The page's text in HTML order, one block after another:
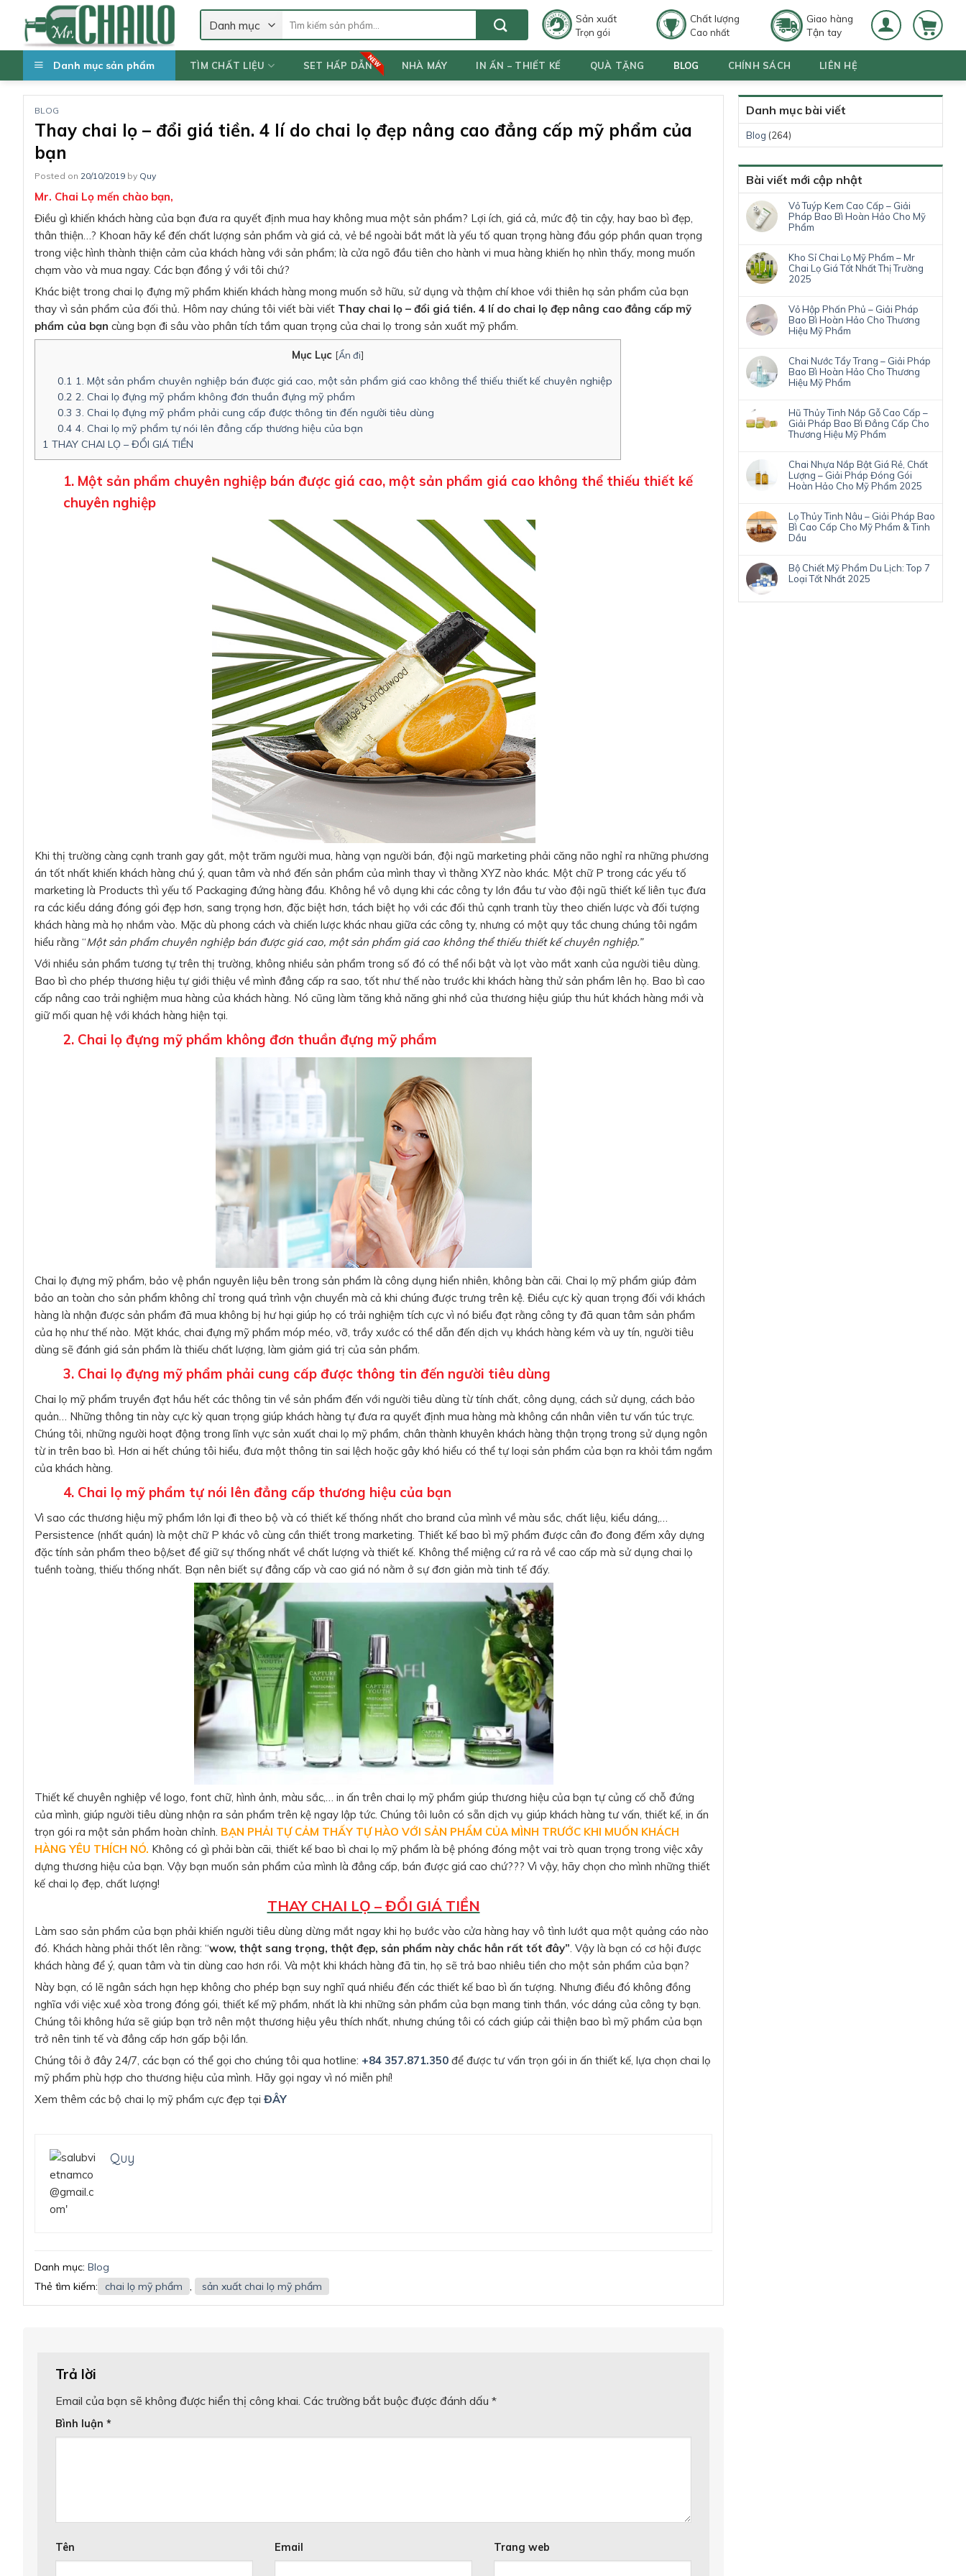
content
Tìm
Sản xuất
Trọn gói
Chất lượng
Cao nhất
Giao hàng
Tận tay
Danh mục sản phẩm TÌM CHẤT LIỆU SET HẤP DẪN NHÀ MÁY IN ẤN – THIẾT KẾ QUÀ TẶNG BLOG CHÍNH SÁCH LIÊN HỆ
BLOG
Thay chai lọ – đổi giá tiền. 4 lí do chai lọ đẹp nâng cao đẳng cấp mỹ phẩm của
bạn
Posted on 20/10/2019 by Quy
Mr. Chai Lọ mến chào bạn,
Điều gì khiến khách hàng của bạn đưa ra quyết định mua hay không mua một sản phẩm? Lợi ích, giá cả, mức độ tin cậy, hay bao bì đẹp,
thân thiện…? Khoan hãy kể đến chất lượng sản phẩm và giá cả, vẻ bề ngoài bắt mắt là yếu tố quan trọng hàng đầu góp phần quan trọng
trong việc hình thành thiện cảm của khách hàng với sản phẩm; là cửa ngõ đầu tiên cho hành vi mua hàng khiến họ nhìn thấy, mong muốn
chạm vào và mua ngay. Các bạn đồng ý với tôi chứ?
Khác biệt trong chai lọ đựng mỹ phẩm khiến khách hàng mong muốn sở hữu, sử dụng và thậm chí khoe với thiên hạ sản phẩm của bạn
thay vì sản phẩm của đối thủ. Hôm nay chúng tôi viết bài viết Thay chai lọ – đổi giá tiền. 4 lí do chai lọ đẹp nâng cao đẳng cấp mỹ
phẩm của bạn cùng bạn đi sâu vào phân tích tầm quan trọng của chai lọ trong sản xuất mỹ phẩm.
Mục Lục [Ẩn đi]
0.1 1. Một sản phẩm chuyên nghiệp bán được giá cao, một sản phẩm giá cao không thể thiếu thiết kế chuyên nghiệp
0.2 2. Chai lọ đựng mỹ phẩm không đơn thuần đựng mỹ phẩm
0.3 3. Chai lọ đựng mỹ phẩm phải cung cấp được thông tin đến người tiêu dùng
0.4 4. Chai lọ mỹ phẩm tự nói lên đẳng cấp thương hiệu của bạn
1 THAY CHAI LỌ – ĐỔI GIÁ TIỀN
1. Một sản phẩm chuyên nghiệp bán được giá cao, một sản phẩm giá cao không thể thiếu thiết kế
chuyên nghiệp
Khi thị trường càng cạnh tranh gay gắt, một trăm người mua, hàng vạn người bán, đội ngũ marketing phải căng não nghỉ ra những phương
án tốt nhất khiến khách hàng chú ý, quan tâm và nhớ đến sản phẩm của mình thay vì thằng XYZ nào khác. Một chữ P trong các yếu tố
marketing là Products thì yếu tố Packaging đứng hàng đầu. Không hề vô dụng khi các công ty lớn đầu tư vào đội ngũ thiết kế liên tục đưa
ra các kiểu dáng đóng gói đẹp hơn, sang trọng hơn, đặc biệt hơn, tách biệt họ với các đối thủ cạnh tranh tùy theo chiến lược và đối tượng
khách hàng mà họ nhắm vào. Mặc dù phong cách và chiến lược khác nhau giữa các công ty, nhưng có một quy tắc chung chúng tôi ngầm
hiểu rằng “Một sản phẩm chuyên nghiệp bán được giá cao, một sản phẩm giá cao không thể thiếu thiết kế chuyên nghiệp.”
Với nhiều sản phẩm tương tự trên thị trường, không nhiều sản phẩm trong số đó có thể nổi bật và lọt vào mắt xanh của người tiêu dùng.
Bao bì cho phép thương hiệu tự giới thiệu về mình đẳng cấp ra sao, tốt như thế nào trước khi khách hàng thử sản phẩm lên họ. Bao bì cao
cấp nâng cao trải nghiệm mua hàng của khách hàng. Nó cũng làm tăng khả năng ghi nhớ của thương hiệu giúp thu hút khách hàng mới và
giữ mối quan hệ với khách hàng hiện tại.
2. Chai lọ đựng mỹ phẩm không đơn thuần đựng mỹ phẩm
Chai lọ đựng mỹ phẩm, bảo vệ phần nguyên liệu bên trong sản phẩm là công dụng hiển nhiên, không bàn cãi. Chai lọ mỹ phẩm giúp đảm
bảo an toàn cho sản phẩm không chỉ trong quá trình vận chuyển mà cả khi chúng được trưng trên kệ. Điều cực kỳ quan trọng đối với khách
hàng là nhận được sản phẩm đã mua không bị hư hại giúp họ có trải nghiệm tích cực vì nó biểu đạt rằng công ty đã quan tâm sản phẩm
của họ như thế nào. Mặt khác, chai đựng mỹ phẩm móp méo, vỡ, trầy xước có thể dẫn đến dịch vụ khách hàng kém và uy tín, người tiêu
dùng sẽ đánh giá sản phẩm là thiếu chất lượng, làm giảm giá trị của sản phẩm.
3. Chai lọ đựng mỹ phẩm phải cung cấp được thông tin đến người tiêu dùng
Chai lọ mỹ phẩm truyền đạt hầu hết các thông tin về sản phẩm đến với người tiêu dùng từ tính chất, công dụng, cách sử dụng, cách bảo
quản… Những thông tin này cực kỳ quan trọng giúp khách hàng tự đưa ra quyết định mua hàng mà không cần nhân viên tư vấn túc trực.
Chúng tôi, những người hoạt động trong lĩnh vực sản xuất chai lọ mỹ phẩm, chân thành khuyên khách hàng thận trọng trong sử dụng ngôn
từ in trên bao bì. Hơn ai hết chúng tôi hiểu, đưa một thông tin sai lệch hoặc gây khó hiểu có thể tự loại sản phẩm của bạn ra khỏi tầm ngắm
của khách hàng.
4. Chai lọ mỹ phẩm tự nói lên đẳng cấp thương hiệu của bạn
Vì sao các thương hiệu mỹ phẩm lớn lại đi theo bộ và có thiết kế thống nhất cho brand của mình về màu sắc, chất liệu, kiểu dáng,…
Persistence (nhất quán) là một chữ P khác vô cùng cần thiết trong marketing. Thiết kế bao bì mỹ phẩm được cân đo đong đếm xây dựng
đặc tính sản phẩm theo bộ/set để giữ sự thống nhất về chất lượng và thiết kế. Không thể miệng cứ ra rả về cao cấp mà sử dụng chai lọ
tuềnh toàng, thiếu thống nhất. Bạn nên biết sự đẳng cấp và cao giá nó nằm ở sự đơn giản mà tinh tế đấy.
Thiết kế chuyên nghiệp về logo, font chữ, hình ảnh, màu sắc,… in ấn trên chai lọ mỹ phẩm giúp thương hiệu của bạn tự củng cố chỗ đứng
của mình, giúp người tiêu dùng nhận ra sản phẩm trên kệ ngay lập tức. Chúng tôi luôn có sẵn dịch vụ giúp khách hàng tư vấn, thiết kế, in ấn
trọn gói ra một sản phẩm hoàn chỉnh. BẠN PHẢI TỰ CẢM THẤY TỰ HÀO VỚI SẢN PHẨM CỦA MÌNH TRƯỚC KHI MUỐN KHÁCH
HÀNG YÊU THÍCH NÓ. Không có gì phải bàn cãi, thiết kế bao bì chai lọ mỹ phẩm là bệ phóng đóng một vai trò quan trọng trong việc xây
dựng thương hiệu của bạn. Vậy bạn muốn sản phẩm của mình là đẳng cấp, bán được giá cao chứ??? Vì vậy, hãy chọn cho mình những thiết
kế chai lọ đẹp, chất lượng!
THAY CHAI LỌ – ĐỔI GIÁ TIỀN
Làm sao sản phẩm của bạn phải khiến người tiêu dùng dừng mắt ngay khi họ bước vào cửa hàng hay vô tình lướt qua một quảng cáo nào
đó. Khách hàng phải thốt lên rằng: “wow, thật sang trọng, thật đẹp, sản phẩm này chắc hẳn rất tốt đây”. Vậy là bạn có cơ hội được
khách hàng để ý, quan tâm và tin dùng cao hơn rồi. Và một khi khách hàng đã tin, họ sẽ trả bao nhiêu tiền cho một sản phẩm của bạn?
Này bạn, có lẽ ngân sách hạn hẹp không cho phép bạn suy nghĩ quá nhiều đến các thiết kế bao bì ấn tượng. Nhưng điều đó không đồng
nghĩa với việc xuề xòa trong đóng gói, thiết kế mỹ phẩm, nhất là khi những sản phẩm của bạn mang tinh thần, vóc dáng của công ty bạn.
Chúng tôi không hứa sẽ giúp bạn trở nên một thương hiệu yêu thích nhất, nhưng chúng tôi có cách giúp cải thiện bao bì mỹ phẩm của bạn
trở nên tinh tế và đẳng cấp hơn gấp bội lần.
Chúng tôi ở đây 24/7, các bạn có thể gọi cho chúng tôi qua hotline: +84 357.871.350 để được tư vấn trọn gói in ấn thiết kế, lựa chọn chai lọ
mỹ phẩm phù hợp cho thương hiệu của mình. Hãy gọi ngay vì nó miễn phí!
Xem thêm các bộ chai lọ mỹ phẩm cực đẹp tại ĐÂY
Quy
Danh mục: Blog
Thẻ tìm kiếm:
chai lọ mỹ phẩm , sản xuất chai lọ mỹ phẩm
Trả lời
Email của bạn sẽ không được hiển thị công khai. Các trường bắt buộc được đánh dấu *
Bình luận *
Tên Email Trang web
Danh mục bài viết
Blog (264)
Bài viết mới cập nhật
Vỏ Tuýp Kem Cao Cấp – Giải
Pháp Bao Bì Hoàn Hảo Cho Mỹ
Phẩm
Kho Sỉ Chai Lọ Mỹ Phẩm – Mr
Chai Lọ Giá Tốt Nhất Thị Trường
2025
Vỏ Hộp Phấn Phủ – Giải Pháp
Bao Bì Hoàn Hảo Cho Thương
Hiệu Mỹ Phẩm
Chai Nước Tẩy Trang – Giải Pháp
Bao Bì Hoàn Hảo Cho Thương
Hiệu Mỹ Phẩm
Hũ Thủy Tinh Nắp Gỗ Cao Cấp –
Giải Pháp Bao Bì Đẳng Cấp Cho
Thương Hiệu Mỹ Phẩm
Chai Nhựa Nắp Bật Giá Rẻ, Chất
Lượng – Giải Pháp Đóng Gói
Hoàn Hảo Cho Mỹ Phẩm 2025
Lọ Thủy Tinh Nâu – Giải Pháp Bao
Bì Cao Cấp Cho Mỹ Phẩm & Tinh
Dầu
Bộ Chiết Mỹ Phẩm Du Lịch: Top 7
Loại Tốt Nhất 2025